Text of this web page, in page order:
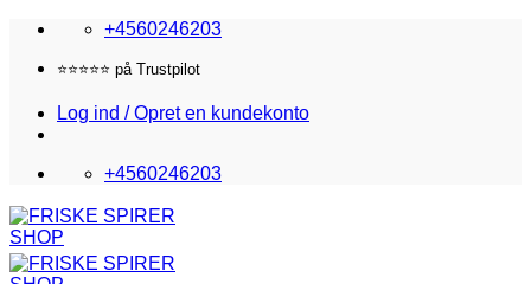
Fortsæt
indhold
+4560246203
⭐️⭐️⭐️⭐️⭐️ på Trustpilot
Log ind / Opret en kundekonto
+4560246203